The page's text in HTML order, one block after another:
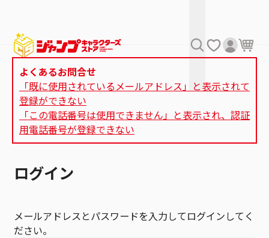
よくあるお問合せ
「既に使用されているメールアドレス」と表示されて
登録ができない
「この電話番号は使用できません」と表示され、認証
用電話番号が登録できない
ログイン
メールアドレスとパスワードを入力してログインしてく
ださい。